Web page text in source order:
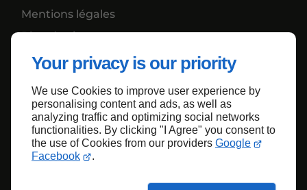
Your privacy is our priority
We use Cookies to improve user experience by
personalising content and ads, as well as
analyzing traffic and optimizing social networks
functionalities. By clicking "I Agree" you consent to
the use of Cookies from our providers Google
Facebook
.
Mentions légales
Plan du site
Haut de page